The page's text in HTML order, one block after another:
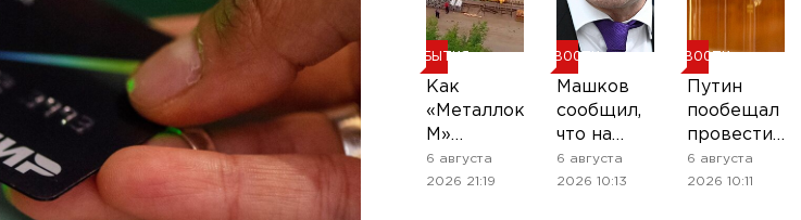
СОБЫТИЯ
Как
«Металлокомплект-
М»
повысил
прозрачность
6 августа
2026 21:19
НОВОСТИ
Машков
сообщил,
что на
форуме
объединённых
6 августа
2026 10:13
НОВОСТИ
Путин
пообещал
провести
встречу с
6 августа
2026 10:11